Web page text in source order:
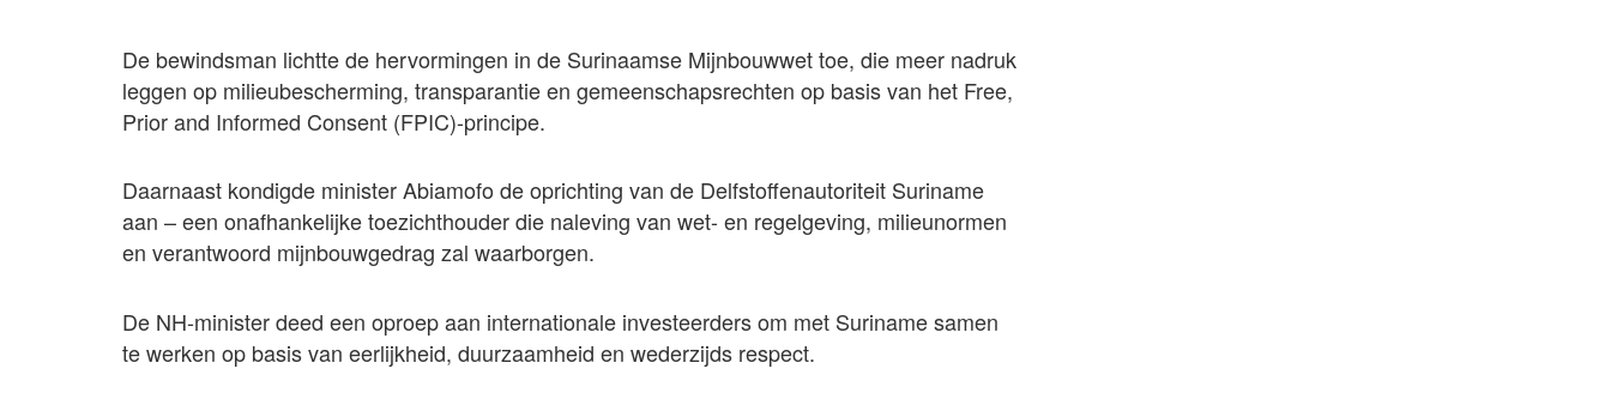
De bewindsman lichtte de hervormingen in de Surinaamse Mijnbouwwet toe, die meer nadruk
leggen op milieubescherming, transparantie en gemeenschapsrechten op basis van het Free,
Prior and Informed Consent (FPIC)-principe.
Daarnaast kondigde minister Abiamofo de oprichting van de Delfstoffenautoriteit Suriname
aan – een onafhankelijke toezichthouder die naleving van wet- en regelgeving, milieunormen
en verantwoord mijnbouwgedrag zal waarborgen.
De NH-minister deed een oproep aan internationale investeerders om met Suriname samen
te werken op basis van eerlijkheid, duurzaamheid en wederzijds respect.